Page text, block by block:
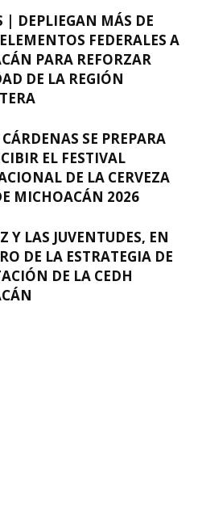
| DEPLIEGAN MÁS DE
FEDERALES A
PARA REFORZAR
DE LA REGIÓN
SE PREPARA
EL FESTIVAL
DE LA CERVEZA
MICHOACÁN 2026
Y LAS JUVENTUDES, EN
DE LA ESTRATEGIA DE
DE LA CEDH